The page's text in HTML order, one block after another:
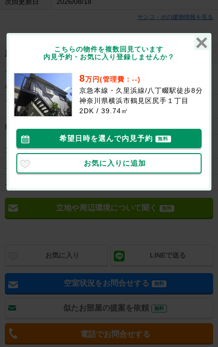
次回更新日 2026/08/18
サンコ－ポの建物情報を見る
その他飲食
（ファミレス
など）
ジョナサン川崎柳町店まで446m
ファストフー
吉野家 尻手店まで435m
病院
ドラッグスト
ア
クリエイト薬局鶴見宮本店まで535m
コンビニ セブンイレブン日新町西店まで347m
スーパー
立地や周辺環境について聞く 無料
お気に入り LINEで送る
空室状況をお問合せする 無料
似たお部屋の提案を依頼 無料
電話でお問合せする
こちらの物件を複数回見ています
内見予約・お気に入り登録しませんか？
8万円(管理費：--)
京急本線・久里浜線/八丁畷駅徒歩8分
神奈川県横浜市鶴見区尻手１丁目
2DK / 39.74㎡
希望日時を選んで内見予約 無料
お気に入りに追加